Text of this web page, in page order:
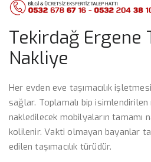
Tekirdağ Ergene
Nakliye
Her evden eve taşımacılık
sağlar. Toplamalı bip
nakledilecek mobilyaların tamamı
kolilenir. Vakti olmayan bayanlar
edilen taşımacılık türüdür.